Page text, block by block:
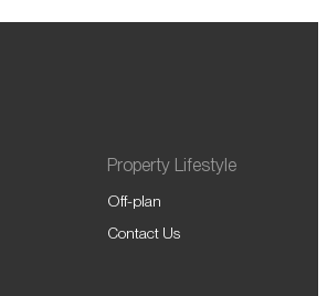
Property Lifestyle
Off-plan
Contact Us